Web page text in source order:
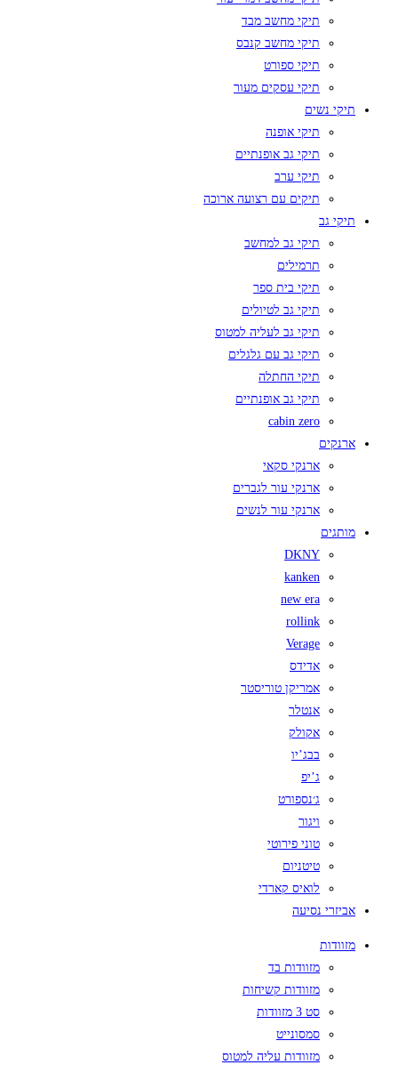
תיקי מחשב מבד
תיקי מחשב קנבס
תיקי ספורט
תיקי עסקים מעור
תיקי נשים
תיקי אופנה
תיקי גב אופנתיים
תיקי ערב
תיקים עם רצועה ארוכה
תיקי גב
תיקי גב למחשב
תרמילים
תיקי בית ספר
תיקי גב לטיולים
תיקי גב לעליה למטוס
תיקי גב עם גלגלים
תיקי החתלה
תיקי גב אופנתיים
cabin zero
ארנקים
ארנקי סקאי
ארנקי עור לגברים
ארנקי עור לנשים
מותגים
DKNY
kanken
new era
rollink
Verage
אדידס
אמריקן טוריסטר
אנטלר
אקולק
בבג’יו
ג’יפ
ג׳נספורט
ויגור
טוני פירוטי
טיטניום
לואיס קארדי
אביזרי נסיעה
מזוודות
מזוודות בד
מזוודות קשיחות
סט 3 מזוודות
סמסונייט
מזוודות עליה למטוס